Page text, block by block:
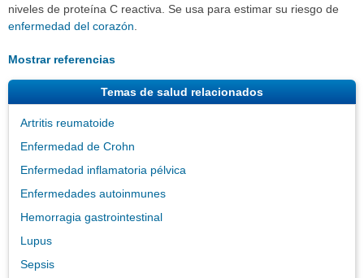
niveles de proteína C reactiva. Se usa para estimar su riesgo de
enfermedad del corazón.
Mostrar referencias
Temas de salud relacionados
Artritis reumatoide
Enfermedad de Crohn
Enfermedad inflamatoria pélvica
Enfermedades autoinmunes
Hemorragia gastrointestinal
Lupus
Sepsis